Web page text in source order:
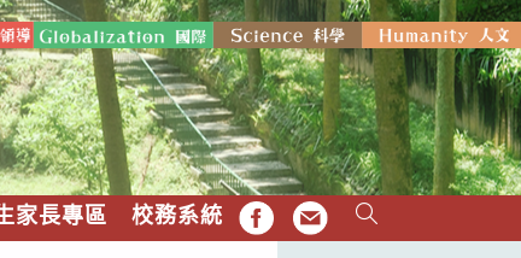
家長專區 校務系統 FB EMAIL